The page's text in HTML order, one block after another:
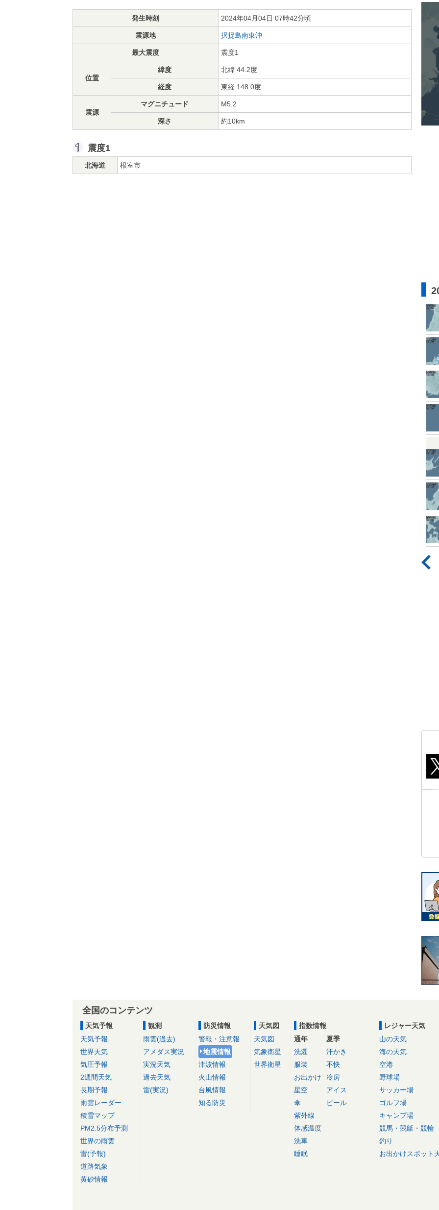
発生時刻 2024年04月04日 07時42分頃
震源地 択捉島南東沖
最大震度 震度1
位置
緯度 北緯 44.2度
経度 東経 148.0度
震源
マグニチュード M5.2
深さ 約10km
震度1
北海道 根室市
全国のコンテンツ
天気予報
天気予報
世界天気
気圧予報
2週間天気
長期予報
雨雲レーダー
積雪マップ
PM2.5分布予測
世界の雨雲
雷(予報)
道路気象
黄砂情報
観測
雨雲(過去)
アメダス実況
実況天気
過去天気
雷(実況)
防災情報
警報・注意報
地震情報
津波情報
火山情報
台風情報
知る防災
天気図
天気図
気象衛星
世界衛星
指数情報
通年
洗濯
服装
お出かけ
星空
傘
紫外線
体感温度
洗車
睡眠
夏季
汗かき
不快
冷房
アイス
ビール
レジャー天気
山の天気
海の天気
空港
野球場
サッカー場
ゴルフ場
キャンプ場
競馬・競艇・競輪
釣り
お出かけスポット